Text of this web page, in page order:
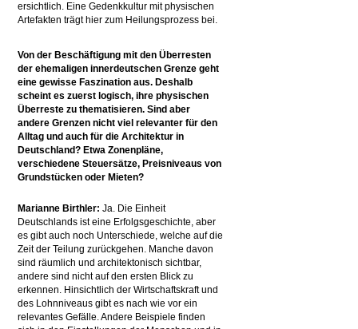
ersichtlich. Eine Gedenkkultur mit physischen
Artefakten trägt hier zum Heilungsprozess bei.
Von der Beschäftigung mit den Überresten
der ehemaligen innerdeutschen Grenze geht
eine gewisse Faszination aus. Deshalb
scheint es zuerst logisch, ihre physischen
Überreste zu thematisieren. Sind aber
andere Grenzen nicht viel relevanter für den
Alltag und auch für die Architektur in
Deutschland? Etwa Zonenpläne,
verschiedene Steuersätze, Preisniveaus von
Grundstücken oder Mieten?
Marianne Birthler: Ja. Die Einheit
Deutschlands ist eine Erfolgsgeschichte, aber
es gibt auch noch Unterschiede, welche auf die
Zeit der Teilung zurückgehen. Manche davon
sind räumlich und architektonisch sichtbar,
andere sind nicht auf den ersten Blick zu
erkennen. Hinsichtlich der Wirtschaftskraft und
des Lohnniveaus gibt es nach wie vor ein
relevantes Gefälle. Andere Beispiele finden